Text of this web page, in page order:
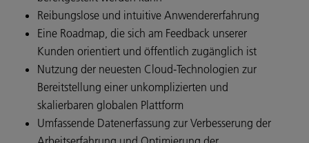
Reibungslose und intuitive Anwendererfahrung
Eine Roadmap, die sich am Feedback unserer
Kunden orientiert und öffentlich zugänglich ist
Nutzung der neuesten Cloud-Technologien zur
Bereitstellung einer unkomplizierten und
skalierbaren globalen Plattform
Umfassende Datenerfassung zur Verbesserung der